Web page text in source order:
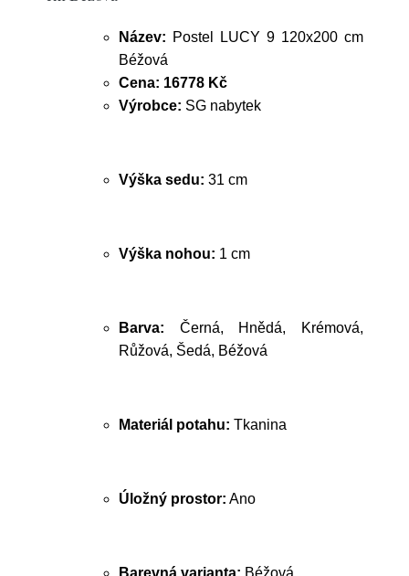
Název: Postel LUCY 9 120x200 cm
Béžová
Cena: 16778 Kč
Výrobce: SG nabytek
Výška sedu: 31 cm
Výška nohou: 1 cm
Barva: Černá, Hnědá, Krémová,
Růžová, Šedá, Béžová
Materiál potahu: Tkanina
Úložný prostor: Ano
Barevná varianta: Béžová